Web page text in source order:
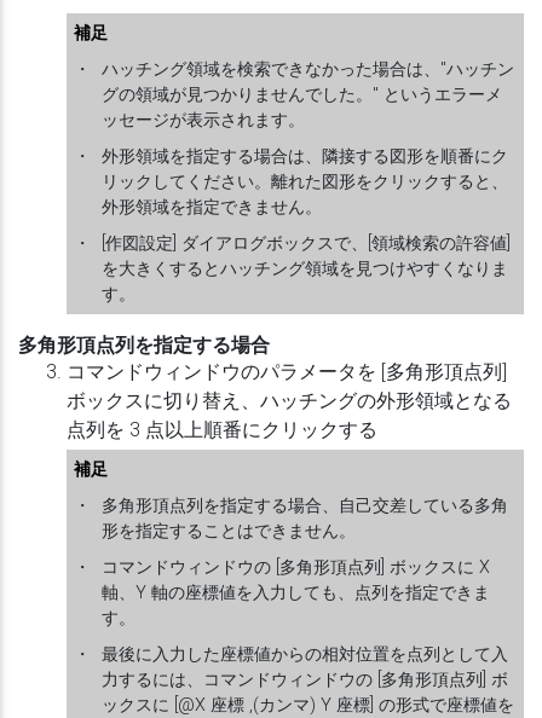
補足
・
ハッチング領域を検索できなかった場合は、"ハッチン
グの領域が見つかりませんでした。" というエラーメ
ッセージが表示されます。
・
外形領域を指定する場合は、隣接する図形を順番にク
リックしてください。離れた図形をクリックすると、
外形領域を指定できません。
・
[作図設定] ダイアログボックスで、[領域検索の許容値]
を大きくするとハッチング領域を見つけやすくなりま
す。
多角形頂点列を指定する場合
コマンドウィンドウのパラメータを [多角形頂点列]
ボックスに切り替え、ハッチングの外形領域となる
点列を 3 点以上順番にクリックする
補足
・
多角形頂点列を指定する場合、自己交差している多角
形を指定することはできません。
・
コマンドウィンドウの [多角形頂点列] ボックスに X
軸、Y 軸の座標値を入力しても、点列を指定できま
す。
・
最後に入力した座標値からの相対位置を点列として入
力するには、コマンドウィンドウの [多角形頂点列] ボ
ックスに [@X 座標 ,(カンマ) Y 座標] の形式で座標値を